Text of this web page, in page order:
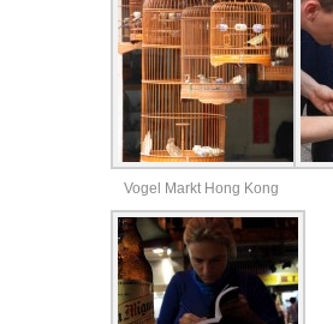
Vogel Markt Hong Kong